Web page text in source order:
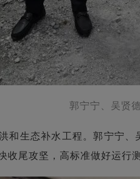
郭宁宁、吴贤
和生态补水工程。郭宁宁
收尾攻坚，高标准做好运行